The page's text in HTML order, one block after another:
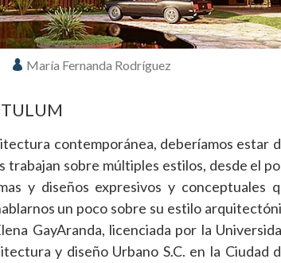
María Fernanda Rodríguez
contemporánea, deberíamos estar
trabajan sobre múltiples estilos, desde el
y diseños expresivos y conceptuales
un poco sobre su estilo
GayAranda, licenciada por la
y diseño Urbano S.C. en la